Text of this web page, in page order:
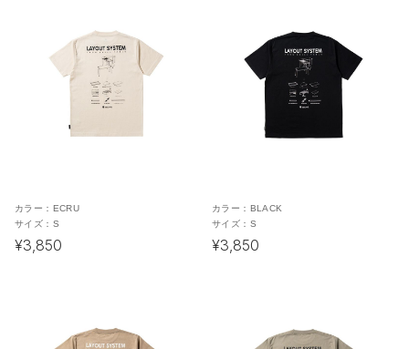
カラー： ECRU
サイズ： S
¥3,850
カラー： BLACK
サイズ： S
¥3,850